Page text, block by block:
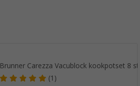
Brunner Carezza Vacublock kookpotset 8
(1)